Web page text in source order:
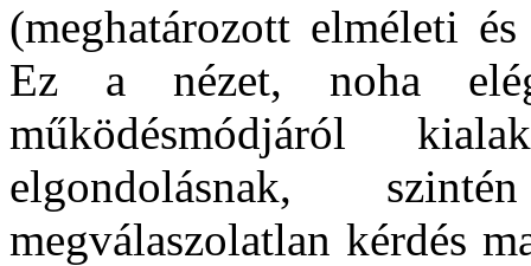
(meghatározott elméleti
Ez a nézet, noha
működésmódjáról
elgondolásnak,
megválaszolatlan kérdés